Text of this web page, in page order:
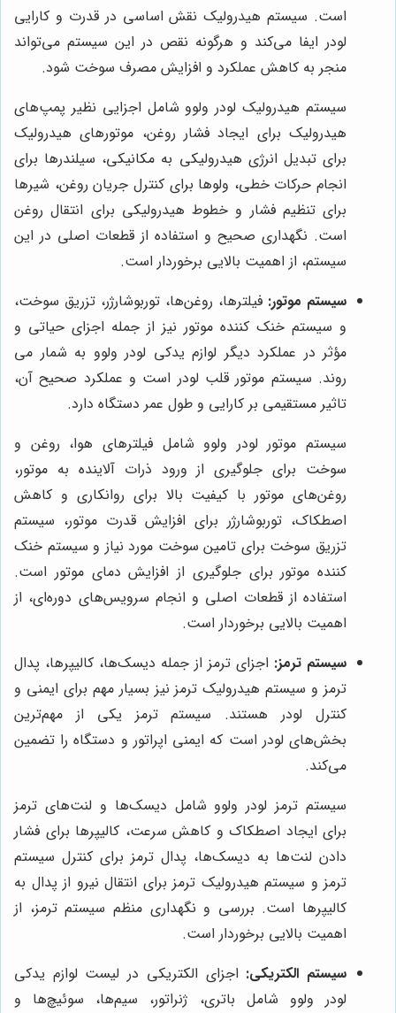
است. سیستم هیدرولیک نقش اساسی در قدرت و کارایی
لودر ایفا می‌کند و هرگونه نقص در این سیستم می‌تواند
منجر به کاهش عملکرد و افزایش مصرف سوخت شود.
سیستم هیدرولیک لودر ولوو شامل اجزایی نظیر پمپ‌های
هیدرولیک برای ایجاد فشار روغن، موتورهای هیدرولیک
برای تبدیل انرژی هیدرولیکی به مکانیکی، سیلندرها برای
انجام حرکات خطی، ولوها برای کنترل جریان روغن، شیرها
برای تنظیم فشار و خطوط هیدرولیکی برای انتقال روغن
است. نگهداری صحیح و استفاده از قطعات اصلی در این
سیستم، از اهمیت بالایی برخوردار است.
سیستم موتور: فیلترها، روغن‌ها، توربوشارژر، تزریق سوخت،
و سیستم خنک کننده موتور نیز از جمله اجزای حیاتی و
مؤثر در عملکرد دیگر لوازم یدکی لودر ولوو به شمار می
روند. سیستم موتور قلب لودر است و عملکرد صحیح آن،
تاثیر مستقیمی بر کارایی و طول عمر دستگاه دارد.
سیستم موتور لودر ولوو شامل فیلترهای هوا، روغن و
سوخت برای جلوگیری از ورود ذرات آلاینده به موتور،
روغن‌های موتور با کیفیت بالا برای روانکاری و کاهش
اصطکاک، توربوشارژر برای افزایش قدرت موتور، سیستم
تزریق سوخت برای تامین سوخت مورد نیاز و سیستم خنک
کننده موتور برای جلوگیری از افزایش دمای موتور است.
استفاده از قطعات اصلی و انجام سرویس‌های دوره‌ای، از
اهمیت بالایی برخوردار است.
سیستم ترمز: اجزای ترمز از جمله دیسک‌ها، کالیپرها، پدال
ترمز و سیستم هیدرولیک ترمز نیز بسیار مهم برای ایمنی و
کنترل لودر هستند. سیستم ترمز یکی از مهم‌ترین
بخش‌های لودر است که ایمنی اپراتور و دستگاه را تضمین
می‌کند.
سیستم ترمز لودر ولوو شامل دیسک‌ها و لنت‌های ترمز
برای ایجاد اصطکاک و کاهش سرعت، کالیپرها برای فشار
دادن لنت‌ها به دیسک‌ها، پدال ترمز برای کنترل سیستم
ترمز و سیستم هیدرولیک ترمز برای انتقال نیرو از پدال به
کالیپرها است. بررسی و نگهداری منظم سیستم ترمز، از
اهمیت بالایی برخوردار است.
سیستم الکتریکی: اجزای الکتریکی در لیست لوازم یدکی
لودر ولوو شامل باتری، ژنراتور، سیم‌ها، سوئیچ‌ها و